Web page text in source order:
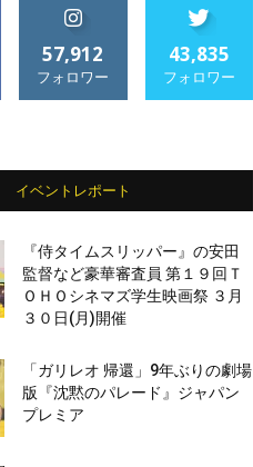
57,912
フォロワー
43,835
フォロワー
イベントレポート
『侍タイムスリッパー』の安田
監督など豪華審査員 第１９回Ｔ
ＯＨＯシネマズ学生映画祭 ３月
３０日(月)開催
「ガリレオ 帰還」9年ぶりの劇場
版『沈黙のパレード』ジャパン
プレミア